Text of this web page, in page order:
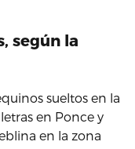
según la
sueltos en la
en Ponce y
en la zona